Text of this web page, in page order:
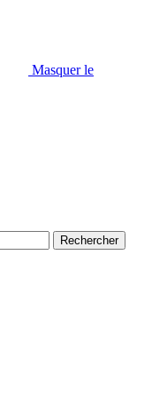
Masquer le
Rechercher